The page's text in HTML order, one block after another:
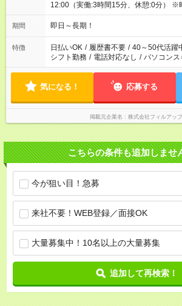
12:00（実働:3時間15分、休憩:0分） ※時短勤務OK！お気軽にご
相談ください。
期間 即日～長期！
特徴 日払いOK / 履歴書不要 / 40～50代活躍
シフト勤務 / 電話対応なし / パソコンス
気になる！ 応募する
掲載元企業名 株式会社フィルアップ
こちらの条件も追加しませ
今が狙い目！急募
来社不要！WEB登録／面接OK
大量募集中！10名以上の大量募集
追加して再検索！